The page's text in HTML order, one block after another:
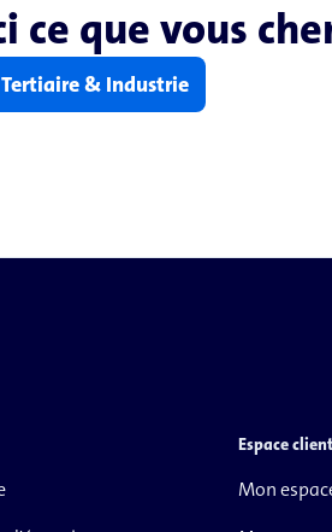
que vous
Tertiaire & Industrie
Espace client
Mon